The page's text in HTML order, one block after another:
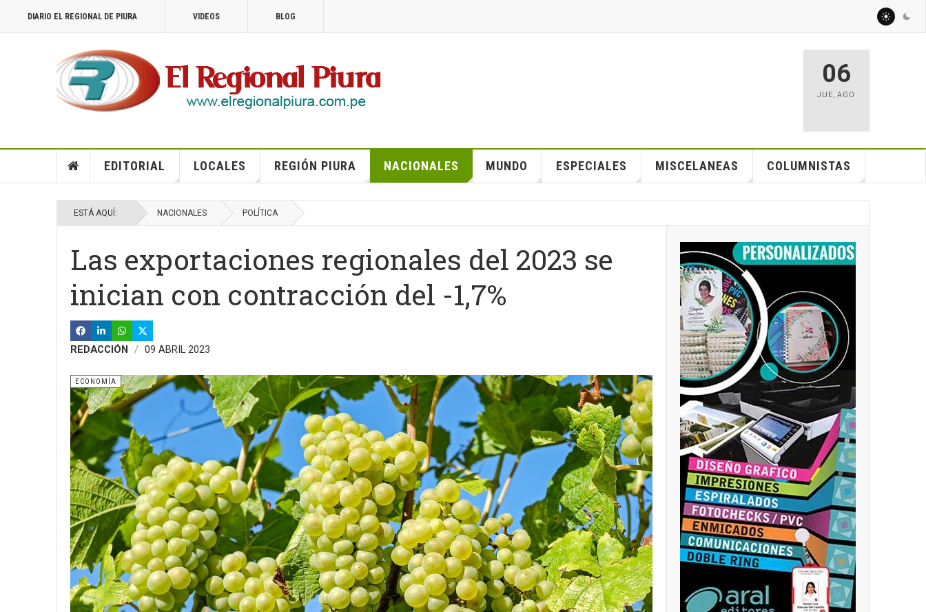
DIARIO EL REGIONAL DE PIURA VIDEOS BLOG
06
JUE,AGO
EDITORIAL LOCALES REGIÓN PIURA NACIONALES MUNDO ESPECIALES MISCELANEAS COLUMNISTAS
ESTÁ AQUÍ: NACIONALES POLÍTICA
Las exportaciones regionales del 2023 se
inician con contracción del -1,7%
REDACCIÓN 09 ABRIL 2023
ECONOMÍA